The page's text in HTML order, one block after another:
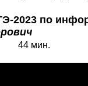
2023 по
44 мин.